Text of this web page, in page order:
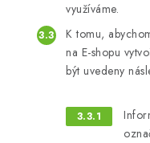
využíváme.
K tomu,
na E-shopu
být uvedeny